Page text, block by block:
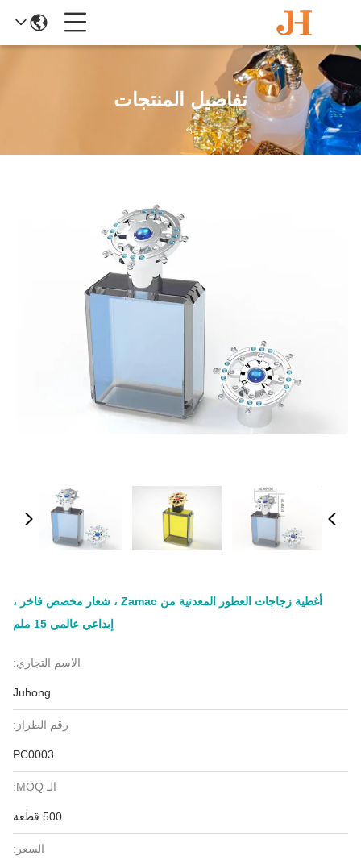
تفاصيل المنتجات
أغطية زجاجات العطور المعدنية من Zamac ، شعار مخصص فاخر ،
إبداعي عالمي 15 ملم
الاسم التجاري:
Juhong
رقم الطراز:
PC0003
الـ MOQ:
500 قطعة
السعر: